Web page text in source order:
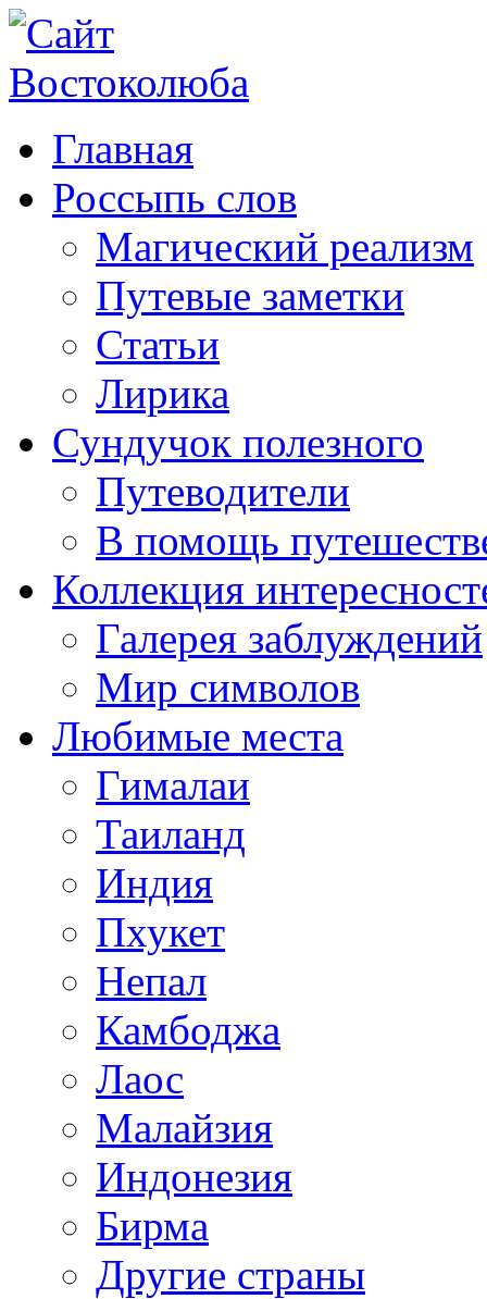
Главная
Россыпь слов
Магический реализм
Путевые заметки
Статьи
Лирика
Сундучок полезного
Путеводители
В помощь
Коллекция
Галерея заблуждений
Мир символов
Любимые места
Гималаи
Таиланд
Индия
Пхукет
Непал
Камбоджа
Лаос
Малайзия
Индонезия
Бирма
Другие страны